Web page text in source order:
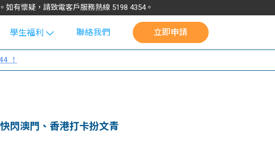
如有懷疑，請致電客戶服務熱線 5198 4354。
學生福利
uFinance 校
園贊助
聯絡我們 立即申請
！
閃澳門、香港打卡扮文青